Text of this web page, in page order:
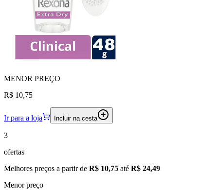
MENOR PREÇO
R$ 10,75
Ir para a loja Incluir na cesta
3
ofertas
Melhores preços a partir de R$ 10,75 até R$ 24,49
Menor preço